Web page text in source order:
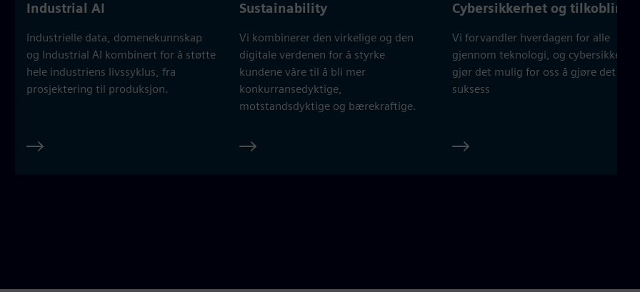
Industrial AI
Industrielle data, domenekunnskap
og Industrial AI kombinert for å støtte
hele industriens livssyklus, fra
prosjektering til produksjon.
Sustainability
Vi kombinerer den virkelige og den
digitale verdenen for å styrke
kundene våre til å bli mer
konkurransedyktige,
motstandsdyktige og bærekraftige.
Cybersikkerhet og tilkobling
Vi forvandler hverdagen for alle
gjennom teknologi, og
gjør det mulig for oss å gjøre det
suksess